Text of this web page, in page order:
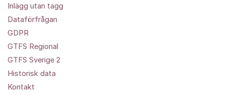
Inlägg utan tagg
Dataförfrågan
GDPR
GTFS Regional
GTFS Sverige 2
Historisk data
Kontakt